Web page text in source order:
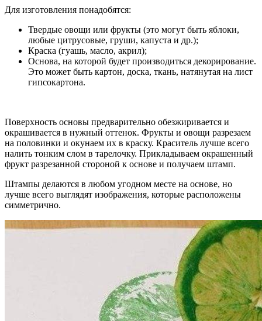
Для изготовления понадобятся:
Твердые овощи или фрукты (это могут быть яблоки,
любые цитрусовые, груши, капуста и др.);
Краска (гуашь, масло, акрил);
Основа, на которой будет производиться декорирование.
Это может быть картон, доска, ткань, натянутая на лист
гипсокартона.
Поверхность основы предварительно обезжиривается и
окрашивается в нужный оттенок. Фрукты и овощи разрезаем
на половинки и окунаем их в краску. Краситель лучше всего
налить тонким слом в тарелочку. Прикладываем окрашенный
фрукт разрезанной стороной к основе и получаем штамп.
Штампы делаются в любом угодном месте на основе, но
лучше всего выглядят изображения, которые расположены
симметрично.